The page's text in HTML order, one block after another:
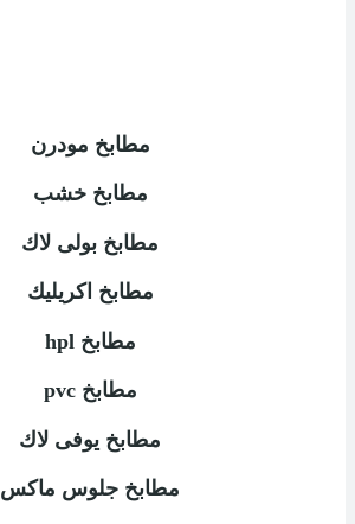
مطابخ مودرن
مطابخ خشب
مطابخ بولى لاك
مطابخ اكريليك
hpl مطابخ
pvc مطابخ
مطابخ يوفى لاك
مطابخ جلوس ماكس